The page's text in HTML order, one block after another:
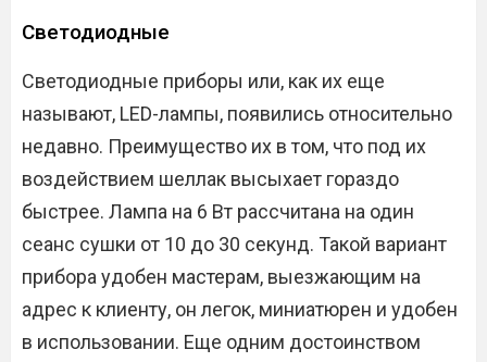
Светодиодные
Светодиодные приборы или, как их еще
называют, LED-лампы, появились относительно
недавно. Преимущество их в том, что под их
воздействием шеллак высыхает гораздо
быстрее. Лампа на 6 Вт рассчитана на один
сеанс сушки от 10 до 30 секунд. Такой вариант
прибора удобен мастерам, выезжающим на
адрес к клиенту, он легок, миниатюрен и удобен
в использовании. Еще одним достоинством